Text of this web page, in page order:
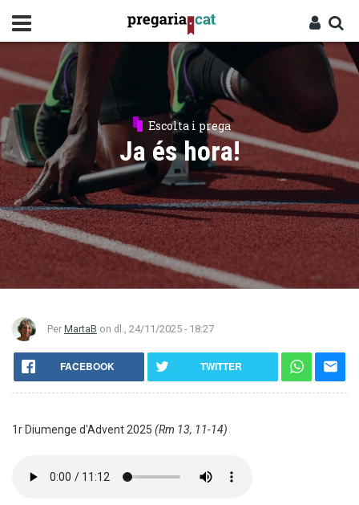
contingut
Escolta i prega
Ja és hora!
Per MartaB on dl., 24/11/2025 - 18:27
FACEBOOK TWITTER
1r Diumenge d'Advent 2025 (Rm 13, 11-14)